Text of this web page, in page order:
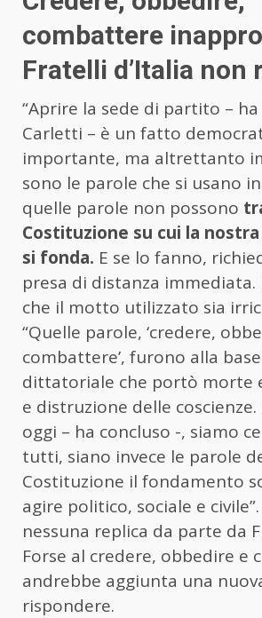
combattere
Fratelli d’Italia non
“Aprire la sede di partito –
Carletti – è un fatto
importante, ma altrettanto
sono le parole che si usano
quelle parole non possono
Costituzione su cui la
si fonda. E se lo fanno,
presa di distanza
che il motto utilizzato sia
“Quelle parole, ‘credere,
combattere’, furono alla
dittatoriale che portò morte
e distruzione delle
oggi – ha concluso -, siamo
tutti, siano invece le parole
Costituzione il fondamento
agire politico, sociale e
nessuna replica da parte da
Forse al credere, obbedire e
andrebbe aggiunta una
rispondere.